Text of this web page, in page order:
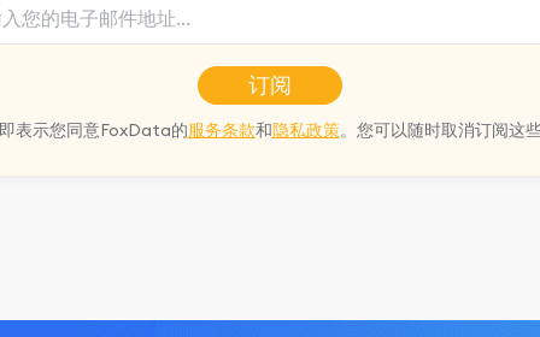
订阅
表示您同意FoxData的服务条款和隐私政策。您可以随时取消订阅这